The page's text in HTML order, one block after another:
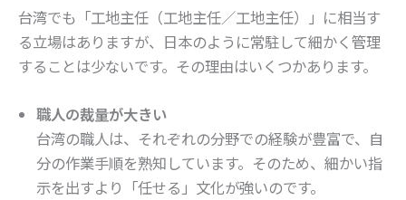
台湾でも「工地主任（工地主任／工地主任）」に相当す
る立場はありますが、日本のように常駐して細かく管理
することは少ないです。その理由はいくつかあります。
職人の裁量が大きい
台湾の職人は、それぞれの分野での経験が豊富で、自
分の作業手順を熟知しています。そのため、細かい指
示を出すより「任せる」文化が強いのです。